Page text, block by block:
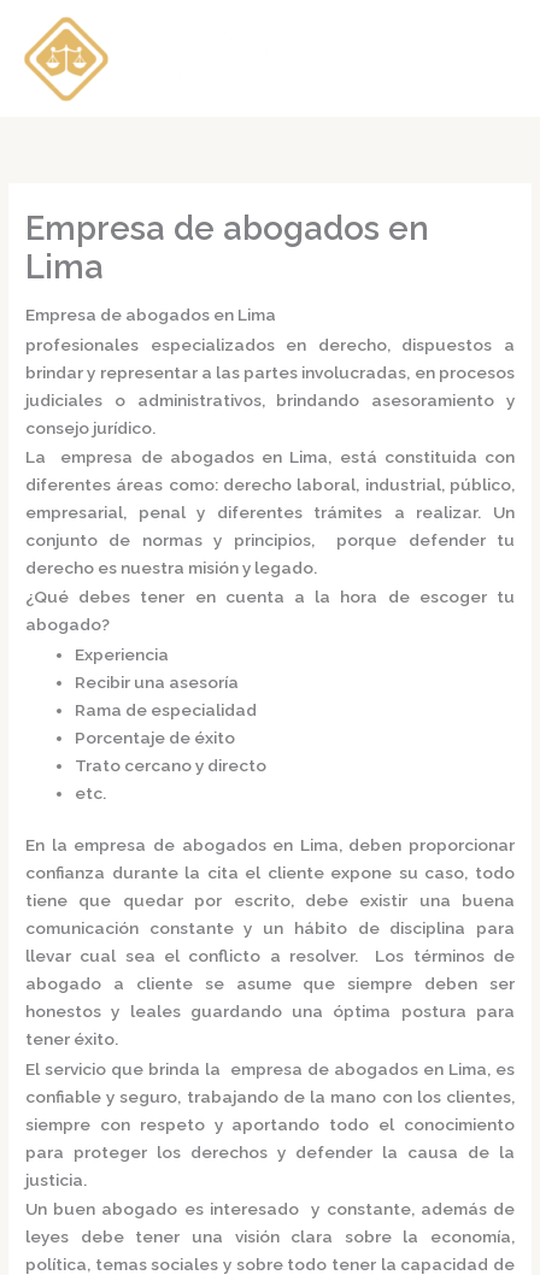
contenido
Empresa de abogados en
Lima
Empresa de abogados en Lima
profesionales especializados en derecho, dispuestos a
brindar y representar a las partes involucradas, en procesos
judiciales o administrativos, brindando asesoramiento y
consejo jurídico.
La empresa de abogados en Lima, está constituida con
diferentes áreas como: derecho laboral, industrial, público,
empresarial, penal y diferentes trámites a realizar. Un
conjunto de normas y principios, porque defender tu
derecho es nuestra misión y legado.
¿Qué debes tener en cuenta a la hora de escoger tu
abogado?
Experiencia
Recibir una asesoría
Rama de especialidad
Porcentaje de éxito
Trato cercano y directo
etc.
En la empresa de abogados en Lima, deben proporcionar
confianza durante la cita el cliente expone su caso, todo
tiene que quedar por escrito, debe existir una buena
comunicación constante y un hábito de disciplina para
llevar cual sea el conflicto a resolver. Los términos de
abogado a cliente se asume que siempre deben ser
honestos y leales guardando una óptima postura para
tener éxito.
El servicio que brinda la empresa de abogados en Lima, es
confiable y seguro, trabajando de la mano con los clientes,
siempre con respeto y aportando todo el conocimiento
para proteger los derechos y defender la causa de la
justicia.
Un buen abogado es interesado y constante, además de
leyes debe tener una visión clara sobre la economía,
política, temas sociales y sobre todo tener la capacidad de